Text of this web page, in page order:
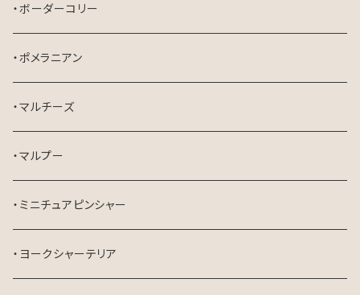
・ボーダーコリー
・ポメラニアン
・マルチーズ
・マルプー
・ミニチュアピンシャー
・ヨークシャーテリア